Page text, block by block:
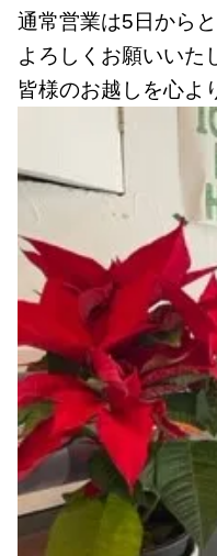
通常営業は5日からと
よろしくお願いいた
皆様のお越しを心よ